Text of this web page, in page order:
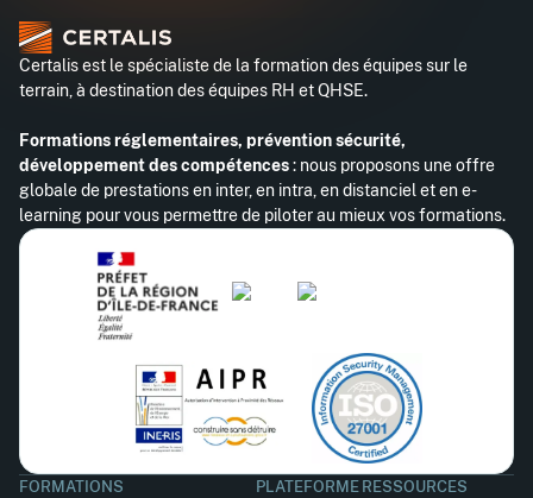
Certalis est le spécialiste de la formation des équipes sur le
terrain, à destination des équipes RH et QHSE.
Formations réglementaires, prévention sécurité,
développement des compétences: nous proposons une offre
globale de prestations en inter, en intra, en distanciel et en e-
learning pour vous permettre de piloter au mieux vos formations.
FORMATIONS PLATEFORME RESSOURCES